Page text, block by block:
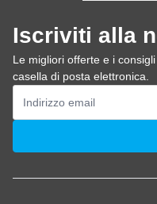
Iscriviti alla
Le migliori offerte e i
casella di posta elettronica.
Indirizzo email